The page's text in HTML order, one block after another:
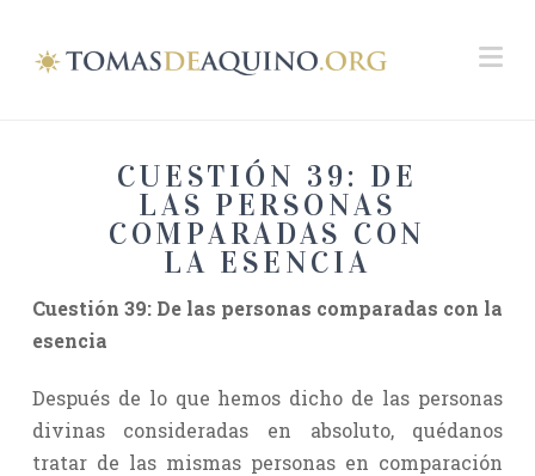
CUESTIÓN 39: DE
LAS PERSONAS
COMPARADAS CON
LA ESENCIA
Cuestión 39: De las personas comparadas con la
esencia
Después de lo que hemos dicho de las personas
divinas consideradas en absoluto, quédanos
tratar de las mismas personas en comparación